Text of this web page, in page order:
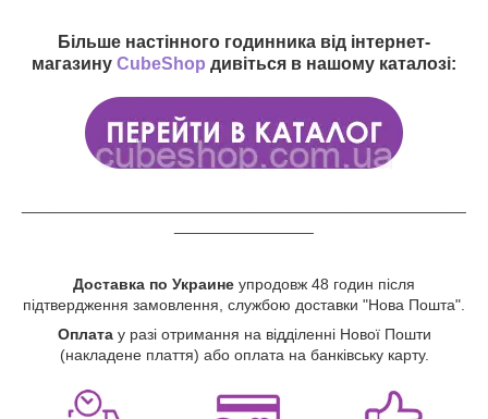
Більше настінного годинника від інтернет-
магазину CubeShop дивіться в нашому каталозі:
Доставка по Украине упродовж 48 годин після
підтвердження замовлення, службою доставки "Нова Пошта".
Оплата у разі отримання на відділенні Нової Пошти
(накладене плаття) або оплата на банківську карту.